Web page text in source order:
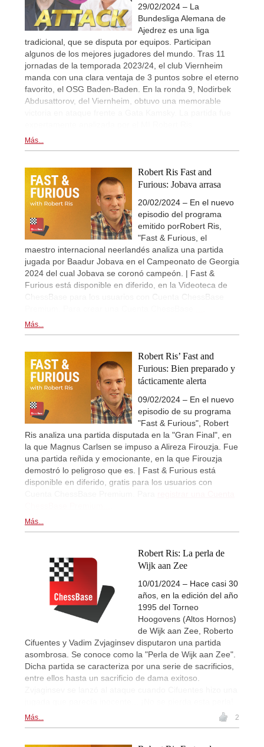
29/02/2024 – La
Bundesliga Alemana de
Ajedrez es una liga
tradicional, que se disputa por equipos. Participan
algunos de los mejores jugadores del mundo. Tras 11
jornadas de la temporada 2023/24, el club Viernheim
manda con una clara ventaja de 3 puntos sobre el eterno
favorito, el OSG Baden-Baden. En la ronda 9, Nodirbek
Abdusattorov, del Viernheim, obtuvo una memorable
Más...
Robert Ris Fast and
Furious: Jobava arrasa
20/02/2024 – En el nuevo
episodio del programa
emitido porRobert Ris,
"Fast & Furious, el
maestro internacional neerlandés analiza una partida
jugada por Baadur Jobava en el Campeonato de Georgia
2024 del cual Jobava se coronó campeón. | Fast &
Furious está disponible en diferido, en la Videoteca de
ChessBase para los usuarios con Cuenta ChessBase
Más...
Robert Ris’ Fast and
Furious: Bien preparado y
tácticamente alerta
09/02/2024 – En el nuevo
episodio de su programa
"Fast & Furious", Robert
Ris analiza una partida disputada en la "Gran Final", en
la que Magnus Carlsen se impuso a Alireza Firouzja. Fue
una partida reñida y emocionante, en la que Firouzja
demostró lo peligroso que es. | Fast & Furious está
disponible en diferido, gratis para los usuarios con
Más...
Robert Ris: La perla de
Wijk aan Zee
10/01/2024 – Hace casi 30
años, en la edición del año
1995 del Torneo
Hoogovens (Altos Hornos)
de Wijk aan Zee, Roberto
Cifuentes y Vadim Zvjaginsev disputaron una partida
asombrosa. Se conoce como la "Perla de Wijk aan Zee".
Dicha partida se caracteriza por una serie de sacrificios,
entre ellos hasta un sacrificio de dama exitoso.
Más... 2